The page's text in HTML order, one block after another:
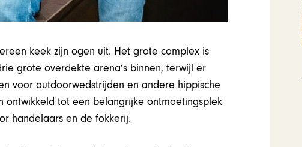
keek zijn ogen uit. Het grote complex is
grote overdekte arena’s binnen, terwijl er
voor outdoorwedstrijden en andere hippische
ontwikkeld tot een belangrijke ontmoetingsplek
handelaars en de fokkerij.